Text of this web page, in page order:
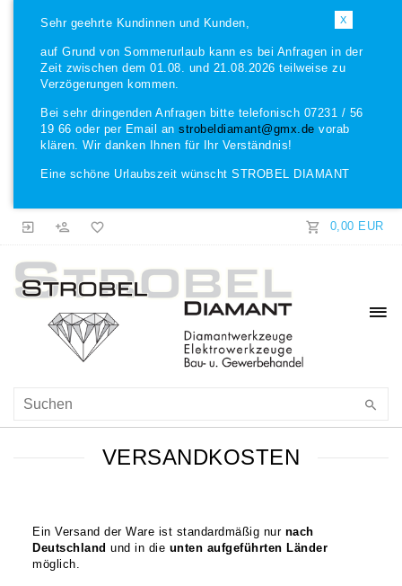
X
Sehr geehrte Kundinnen und Kunden,
auf Grund von Sommerurlaub kann es bei Anfragen in der
Zeit zwischen dem 01.08. und 21.08.2026 teilweise zu
Verzögerungen kommen.
Bei sehr dringenden Anfragen bitte telefonisch 07231 / 56
19 66 oder per Email an strobeldiamant@gmx.de vorab
klären. Wir danken Ihnen für Ihr Verständnis!
Eine schöne Urlaubszeit wünscht STROBEL DIAMANT
0,00 EUR
VERSANDKOSTEN
Ein Versand der Ware ist standardmäßig nurnach
Deutschland und in die unten aufgeführten Länder
möglich.